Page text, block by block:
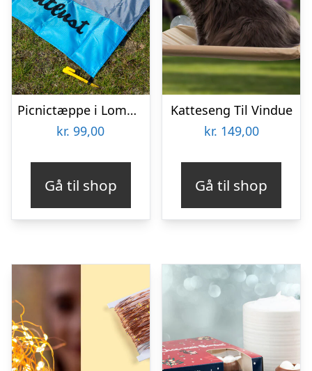
Picnictæppe i Lommeformat – Outlust
kr. 99,00
Gå til shop
Katteseng Til Vindue
kr. 149,00
Gå til shop